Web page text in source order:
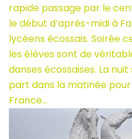
rapide passage par le
le début d’après-midi à
lycéens écossais. Soirée
les élèves sont de
danses écossaises. La
part dans la matinée
France…